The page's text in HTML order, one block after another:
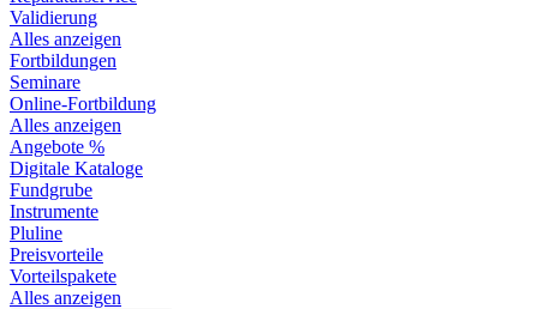
Validierung
Alles anzeigen
Fortbildungen
Seminare
Online-Fortbildung
Alles anzeigen
Angebote %
Digitale Kataloge
Fundgrube
Instrumente
Pluline
Preisvorteile
Vorteilspakete
Alles anzeigen